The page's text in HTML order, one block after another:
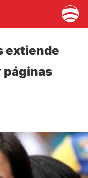
extiende
páginas